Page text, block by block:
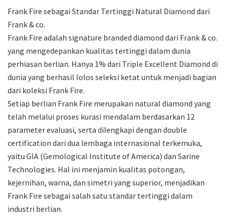
Frank Fire sebagai Standar Tertinggi Natural Diamond dari
Frank & co.
Frank Fire adalah signature branded diamond dari Frank & co.
yang mengedepankan kualitas tertinggi dalam dunia
perhiasan berlian. Hanya 1% dari Triple Excellent Diamond di
dunia yang berhasil lolos seleksi ketat untuk menjadi bagian
dari koleksi Frank Fire.
Setiap berlian Frank Fire merupakan natural diamond yang
telah melalui proses kurasi mendalam berdasarkan 12
parameter evaluasi, serta dilengkapi dengan double
certification dari dua lembaga internasional terkemuka,
yaitu GIA (Gemological Institute of America) dan Sarine
Technologies. Hal ini menjamin kualitas potongan,
kejernihan, warna, dan simetri yang superior, menjadikan
Frank Fire sebagai salah satu standar tertinggi dalam
industri berlian.